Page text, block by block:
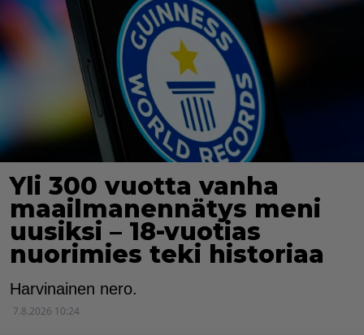
Yli 300 vuotta vanha
maailmanennätys meni
uusiksi – 18-vuotias
nuorimies teki historiaa
Harvinainen nero.
7.8.2026 10:24